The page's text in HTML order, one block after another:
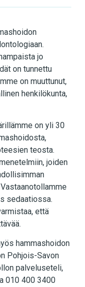
jo
on tunnettu
on muuttunut,
henkilökunta,
on yli 30
teosta.
joiden
sedaatiossa.
että
hammashoidon
Pohjois-Savon
palveluseteli,
010 400 3400